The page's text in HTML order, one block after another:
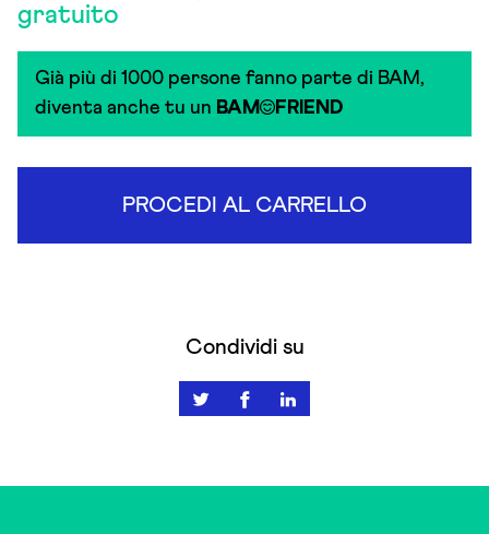
gratuito
Già più di 1000 persone fanno parte di BAM,
diventa anche tu un BAM FRIEND
PROCEDI AL CARRELLO
Condividi su